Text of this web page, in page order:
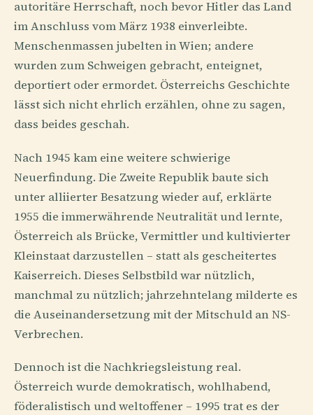
autoritäre Herrschaft, noch bevor Hitler das Land
im Anschluss vom März 1938 einverleibte.
Menschenmassen jubelten in Wien; andere
wurden zum Schweigen gebracht, enteignet,
deportiert oder ermordet. Österreichs Geschichte
lässt sich nicht ehrlich erzählen, ohne zu sagen,
dass beides geschah.
Nach 1945 kam eine weitere schwierige
Neuerfindung. Die Zweite Republik baute sich
unter alliierter Besatzung wieder auf, erklärte
1955 die immerwährende Neutralität und lernte,
Österreich als Brücke, Vermittler und kultivierter
Kleinstaat darzustellen – statt als gescheitertes
Kaiserreich. Dieses Selbstbild war nützlich,
manchmal zu nützlich; jahrzehntelang milderte es
die Auseinandersetzung mit der Mitschuld an NS-
Verbrechen.
Dennoch ist die Nachkriegsleistung real.
Österreich wurde demokratisch, wohlhabend,
föderalistisch und weltoffener – 1995 trat es der